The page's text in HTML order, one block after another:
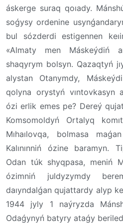
áskerge suraq qoıady.
soǵysy ordenine
bul sózderdi estigennen
«Almaty men Máskeýdiń
shaqyrym bolsyn. Qazaqtyń
alystan Otanymdy,
qolyna orystyń vıntovkasyn
ózi erlik emes pe? Dereý
Komsomoldyń Ortalyq
Mıhaılovqa, bolmasa
Kalınınniń ózine baramyn.
Odan túk shyqpasa, meniń
ózimniń juldyzymdy
daıyndalǵan qujattardy alyp
1944 jyly 1 naýryzda
Odaǵynyń batyry ataǵy